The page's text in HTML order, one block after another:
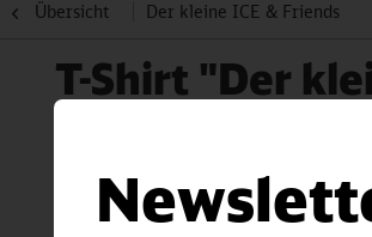
Übersicht Der kleine ICE & Friends
T-Shirt "Der